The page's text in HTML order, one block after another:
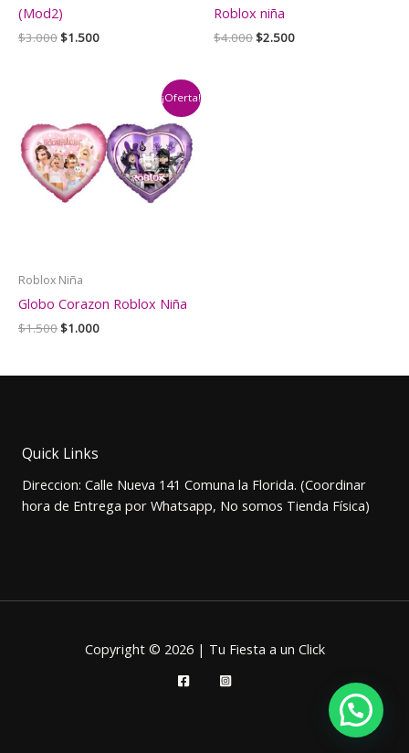
(Mod2)
$3.000El
$1.500El
Roblox niña
$4.000El
$2.500El
¡Oferta!
Roblox Niña
Globo Corazon Roblox Niña
$1.500El
era:
$1.000El
es:
Quick Links
Direccion: Calle Nueva 141 Comuna la Florida. (Coordinar
hora de Entrega por Whatsapp, No somos Tienda Física)
Copyright © 2026 | Tu Fiesta a un Click